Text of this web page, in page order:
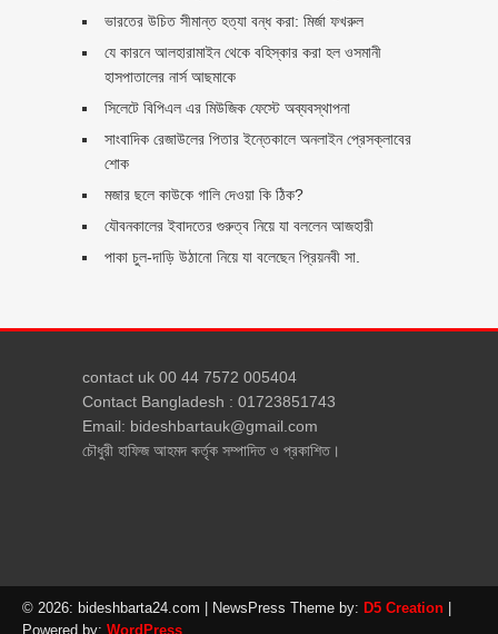
ভারতের উচিত সীমান্ত হত্যা বন্ধ করা: মির্জা ফখরুল
যে কারনে আলহারামাইন থেকে বহিস্কার করা হল ওসমানী
হাসপাতালের নার্স আছমাকে
সিলেটে বিপিএল এর মিউজিক ফেস্টে অব্যবস্থাপনা
সাংবাদিক রেজাউলের পিতার ইন্তেকালে অনলাইন প্রেসক্লাবের
শোক
মজার ছলে কাউকে গালি দেওয়া কি ঠিক?
যৌবনকালের ইবাদতের গুরুত্ব নিয়ে যা বললেন আজহারী
পাকা চুল-দাড়ি উঠানো নিয়ে যা বলেছেন প্রিয়নবী সা.
contact uk 00 44 7572 005404
Contact Bangladesh : 01723851743
Email: bideshbartauk@gmail.com
চৌধুরী হাফিজ আহমদ কর্তৃক সম্পাদিত ও প্রকাশিত।
© 2026: bideshbarta24.com | NewsPress Theme by: D5 Creation
Powered by: WordPress